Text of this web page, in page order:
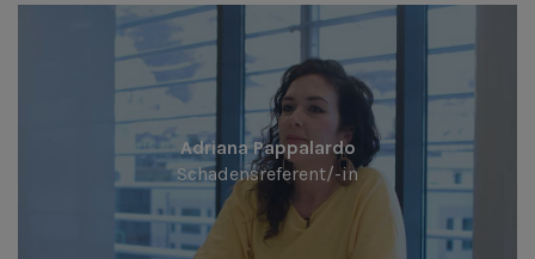
Adriana Pappalardo
Schadensreferent/-in